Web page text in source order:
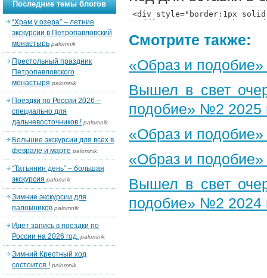
Смотрите также:
«Образ и
Вышел в свет
подобие» №2 2025
«Образ и
«Образ и
Вышел в свет
подобие» №2 2024
Последние темы блогов
“Храм у озера” – летние
экскурсии в Петропавловский
монастырь palomnik
Престольный праздник
Петропавловского
монастыря palomnik
Поездки по России 2026 –
специально для
дальневосточников ! palomnik
Большие экскурсии для всех в
феврале и марте palomnik
“Татьянин день” – большая
экскурсия palomnik
Зимние экскурсии для
паломников palomnik
Идет запись в поездки по
России на 2026 год. palomnik
Зимний Крестный ход
состоится ! palomnik